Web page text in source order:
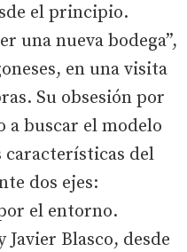
el principio.
una nueva bodega”,
en una visita
Su obsesión por
a buscar el modelo
características del
dos ejes:
el entorno.
Blasco, desde